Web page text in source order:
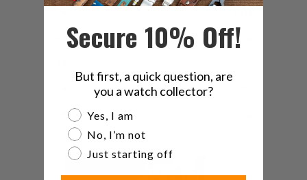
0
Secure 10% Off!
But first, a quick question, are
you a watch collector?
Are you a watch collector?
Yes, I am
No, I’m not
Just starting off